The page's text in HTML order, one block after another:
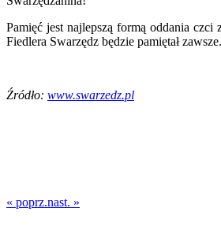
Pamięć jest najlepszą formą oddania czci
Fiedlera Swarzędz będzie pamiętał zawsze.
Źródło: www.swarzedz.pl
« poprz.nast. »